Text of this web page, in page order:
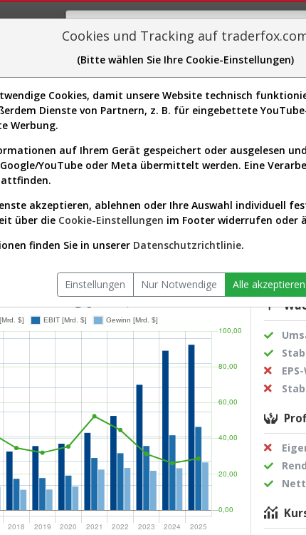
Sector-Spider Easy-Scan Visualizations
Realtime-Kurs & Analyse
Check
Universum: USA 2000 (v)
4,34
Cookies und Tracking auf
(Bitte wählen Sie Ihre Cookie-Einstellungen)
Cookies, damit unsere Website technisch
Dienste von Partnern, z. B. für eingebettete
Werbung.
auf Ihrem Gerät gespeichert oder ausgelesen
YouTube oder Meta übermittelt werden. Eine
akzeptieren, ablehnen oder Ihre Auswahl individuell
über die Cookie-Einstellungen im Footer widerrufen oder
finden Sie in unserer Datenschutzrichtlinie.
Einstellungen Nur Notwendige Alle akzeptieren